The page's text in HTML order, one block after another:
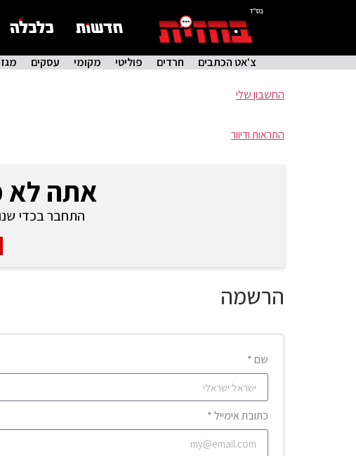
בס"ד
צ'אט הכתבים חרדים פוליטי מקומי עסקים
החשבון שלי
התראות ודיוור
אתה לא
התחבר בכדי
הרשמה
שם *
כתובת אימייל *